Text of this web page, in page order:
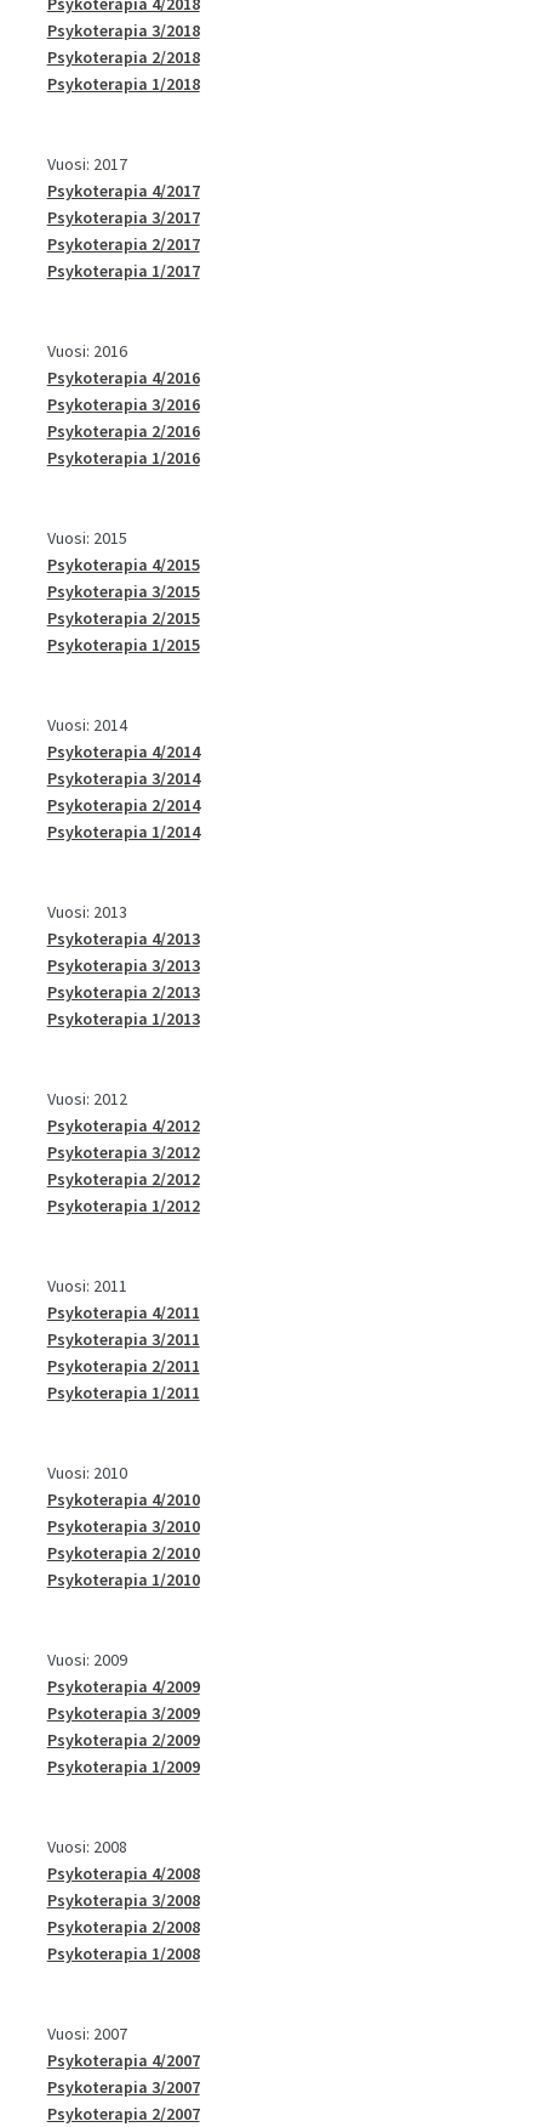
Psykoterapia 3/2018
Psykoterapia 2/2018
Psykoterapia 1/2018
Vuosi: 2017
Psykoterapia 4/2017
Psykoterapia 3/2017
Psykoterapia 2/2017
Psykoterapia 1/2017
Vuosi: 2016
Psykoterapia 4/2016
Psykoterapia 3/2016
Psykoterapia 2/2016
Psykoterapia 1/2016
Vuosi: 2015
Psykoterapia 4/2015
Psykoterapia 3/2015
Psykoterapia 2/2015
Psykoterapia 1/2015
Vuosi: 2014
Psykoterapia 4/2014
Psykoterapia 3/2014
Psykoterapia 2/2014
Psykoterapia 1/2014
Vuosi: 2013
Psykoterapia 4/2013
Psykoterapia 3/2013
Psykoterapia 2/2013
Psykoterapia 1/2013
Vuosi: 2012
Psykoterapia 4/2012
Psykoterapia 3/2012
Psykoterapia 2/2012
Psykoterapia 1/2012
Vuosi: 2011
Psykoterapia 4/2011
Psykoterapia 3/2011
Psykoterapia 2/2011
Psykoterapia 1/2011
Vuosi: 2010
Psykoterapia 4/2010
Psykoterapia 3/2010
Psykoterapia 2/2010
Psykoterapia 1/2010
Vuosi: 2009
Psykoterapia 4/2009
Psykoterapia 3/2009
Psykoterapia 2/2009
Psykoterapia 1/2009
Vuosi: 2008
Psykoterapia 4/2008
Psykoterapia 3/2008
Psykoterapia 2/2008
Psykoterapia 1/2008
Vuosi: 2007
Psykoterapia 4/2007
Psykoterapia 3/2007
Psykoterapia 2/2007